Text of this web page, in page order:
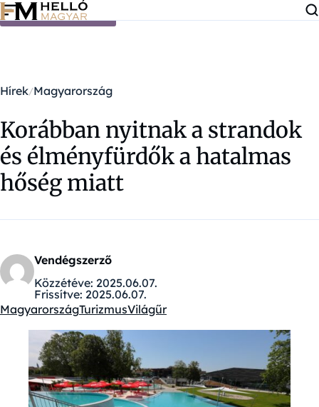
Ugrás a tartalomra
Hírek Magyarország
Korábban nyitnak a strandok
és élményfürdők a hatalmas
hőség miatt
Vendégszerző
Közzétéve: 2025.06.07.
Frissítve: 2025.06.07.
Kategóriák:
MagyarországTurizmusVilágűr